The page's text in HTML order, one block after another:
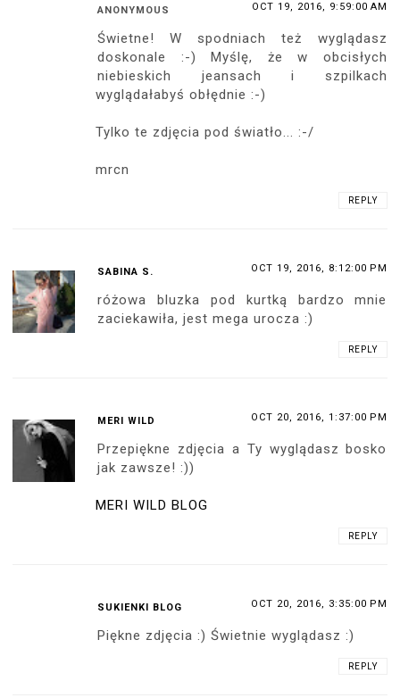
ANONYMOUS OCT 19, 2016, 9:59:00 AM
Świetne! W spodniach też wyglądasz
doskonale :-) Myślę, że w obcisłych
niebieskich jeansach i szpilkach
wyglądałabyś obłędnie :-)
Tylko te zdjęcia pod światło... :-/
mrcn
REPLY
SABINA S. OCT 19, 2016, 8:12:00 PM
różowa bluzka pod kurtką bardzo mnie
zaciekawiła, jest mega urocza :)
REPLY
MERI WILD OCT 20, 2016, 1:37:00 PM
Przepiękne zdjęcia a Ty wyglądasz bosko
jak zawsze! :))
MERI WILD BLOG
REPLY
SUKIENKI BLOG OCT 20, 2016, 3:35:00 PM
Piękne zdjęcia :) Świetnie wyglądasz :)
REPLY